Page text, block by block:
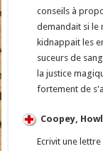
conseils à
demandait si le
kidnappait les
suceurs de
la justice
fortement de
Coopey,
Ecrivit une